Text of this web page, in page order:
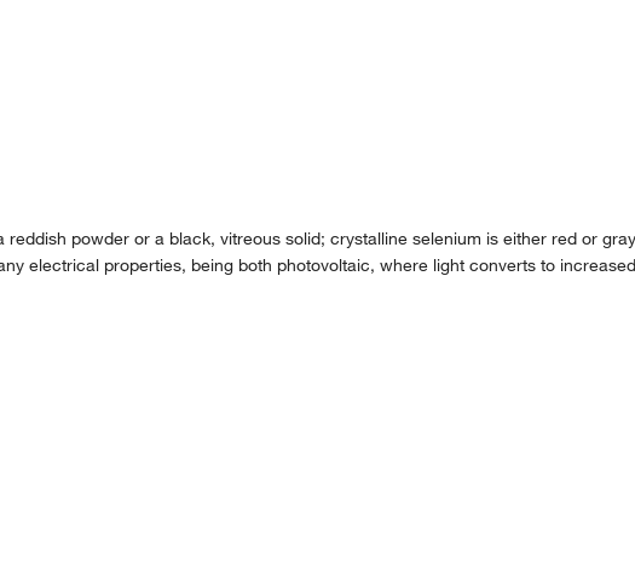
reddish powder or a black, vitreous solid; crystalline selenium is either red or
electrical properties, being both photovoltaic, where light converts to